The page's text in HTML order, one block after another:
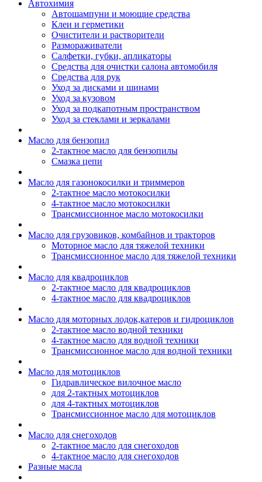
Автохимия
Автошампуни и моющие средства
Клеи и герметики
Очистители и растворители
Размораживатели
Салфетки, губки, апликаторы
Средства для очистки салона автомобиля
Средства для рук
Уход за дисками и шинами
Уход за кузовом
Уход за подкапотным пространством
Уход за стеклами и зеркалами
Масло для бензопил
2-тактное масло для бензопилы
Cмазка цепи
Масло для газонокосилки и триммеров
2-тактное масло мотокосилки
4-тактное масло мотокосилки
Трансмиссионное масло мотокосилки
Масло для грузовиков, комбайнов и тракторов
Моторное масло для тяжелой техники
Трансмиссионное масло для тяжелой техники
Масло для квадроциклов
2-тактное масло для квадроциклов
4-тактное масло для квадроциклов
Масло для моторных лодок,катеров и гидроциклов
2-тактное масло водной техники
4-тактное масло для водной техники
Трансмиссионное масло для водной техники
Масло для мотоциклов
Гидравлическое вилочное масло
для 2-тактных мотоциклов
для 4-тактных мотоциклов
Трансмиссионное масло для мотоциклов
Масло для снегоходов
2-тактное масло для снегоходов
4-тактное масло для снегоходов
Разные масла